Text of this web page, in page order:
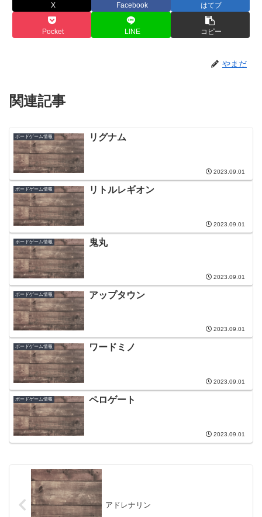
X Facebook はてブ
Pocket LINE コピー
やまだ
関連記事
ボードゲーム情報 リグナム
2023.09.01
ボードゲーム情報 リトルレギオン
2023.09.01
ボードゲーム情報 鬼丸
2023.09.01
ボードゲーム情報 アップタウン
2023.09.01
ボードゲーム情報 ワードミノ
2023.09.01
ボードゲーム情報 ペロゲート
2023.09.01
アドレナリン